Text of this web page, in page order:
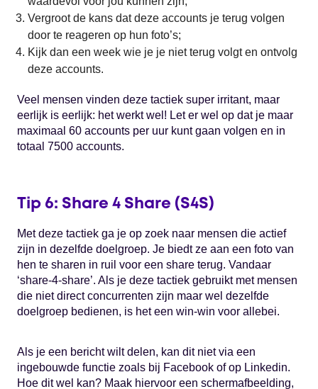
Vergroot de kans dat deze accounts je terug volgen
door te reageren op hun foto’s;
Kijk dan een week wie je je niet terug volgt en ontvolg
deze accounts.
Veel mensen vinden deze tactiek super irritant, maar
eerlijk is eerlijk: het werkt wel! Let er wel op dat je maar
maximaal 60 accounts per uur kunt gaan volgen en in
totaal 7500 accounts.
Tip 6: Share 4 Share (S4S)
Met deze tactiek ga je op zoek naar mensen die actief
zijn in dezelfde doelgroep. Je biedt ze aan een foto van
hen te sharen in ruil voor een share terug. Vandaar
‘share-4-share’. Als je deze tactiek gebruikt met mensen
die niet direct concurrenten zijn maar wel dezelfde
doelgroep bedienen, is het een win-win voor allebei.
Als je een bericht wilt delen, kan dit niet via een
ingebouwde functie zoals bij Facebook of op Linkedin.
Hoe dit wel kan? Maak hiervoor een schermafbeelding,